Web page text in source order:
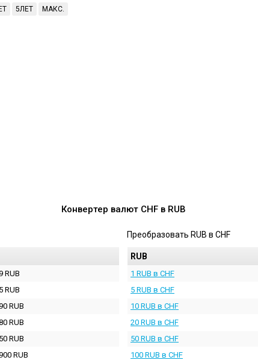
5ЛЕТ МАКС.
Конвертер валют CHFв RUB
RUB
RUB
RUB
RUB
RUB
RUB
Преобразовать RUB в CHF
RUB
1 RUB в CHF
5 RUB в CHF
10 RUB в CHF
20 RUB в CHF
50 RUB в CHF
100 RUB в CHF